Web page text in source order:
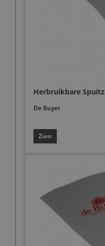
Herbruikbare
De Buyer
Zien